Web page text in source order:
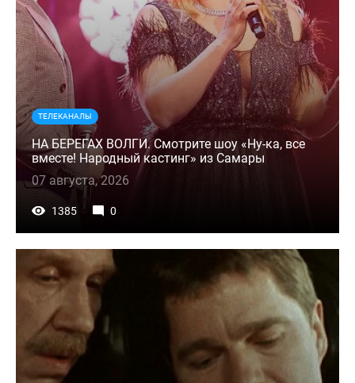
ТЕЛЕКАНАЛЫ
НА БЕРЕГАХ ВОЛГИ. Смотрите шоу «Ну-ка, все
вместе! Народный кастинг» из Самары
07 августа, 2026
1385 0